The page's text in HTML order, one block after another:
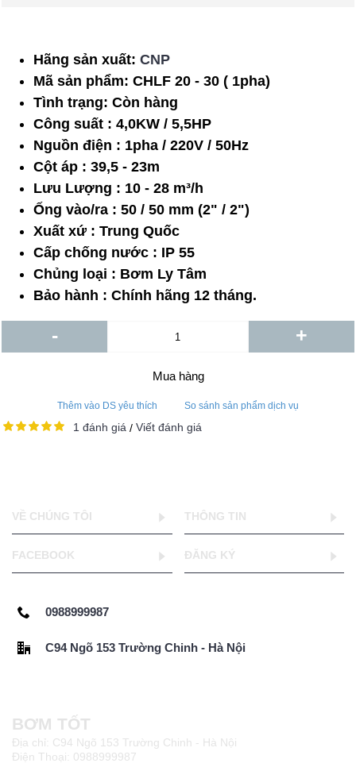
Hãng sản xuất: CNP
Mã sản phẩm: CHLF 20 - 30 ( 1pha)
Tình trạng: Còn hàng
Công suất : 4,0KW / 5,5HP
Nguồn điện : 1pha / 220V / 50Hz
Cột áp : 39,5 - 23m
Lưu Lượng : 10 - 28 m³/h
Ống vào/ra : 50 / 50 mm (2" / 2")
Xuất xứ : Trung Quốc
Cấp chống nước : IP 55
Chủng loại : Bơm Ly Tâm
Bảo hành : Chính hãng 12 tháng.
- +
Mua hàng
Thêm vào DS yêu thích So sánh sản phẩm dịch vụ
1 đánh giá / Viết đánh giá
VỀ CHÚNG TÔI THÔNG TIN
FACEBOOK ĐĂNG KÝ
0988999987
C94 Ngõ 153 Trường Chinh - Hà Nội
BƠM TỐT
Địa chỉ: C94 Ngõ 153 Trường Chinh - Hà Nội
Điện Thoại: 0988999987